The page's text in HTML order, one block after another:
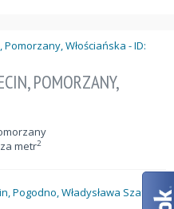
POMORZANY,
za metr2